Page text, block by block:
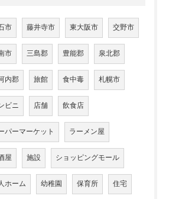
市 藤井寺市 東大阪市 交野市
市 三島郡 豊能郡 泉北郡
内郡 旅館 食中毒 札幌市
ビニ 店舗 飲食店
パーマーケット ラーメン屋
屋 施設 ショッピングモール
ホーム 幼稚園 保育所 住宅